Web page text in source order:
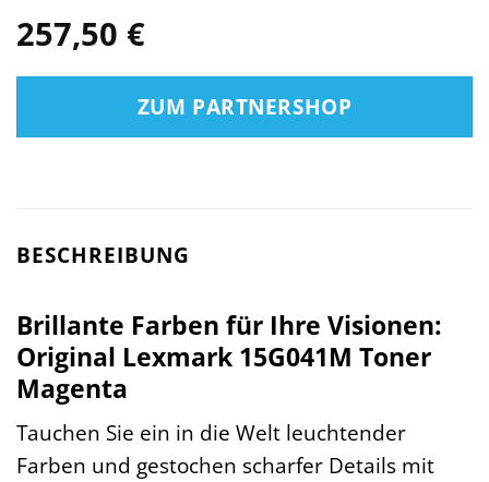
257,50 €
ZUM PARTNERSHOP
BESCHREIBUNG
Brillante Farben für Ihre Visionen:
Original Lexmark 15G041M Toner
Magenta
Tauchen Sie ein in die Welt leuchtender
Farben und gestochen scharfer Details mit